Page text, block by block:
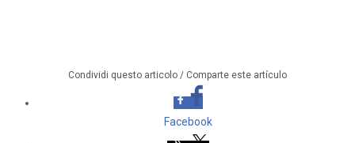
Condividi questo articolo / Comparte este artículo
Facebook